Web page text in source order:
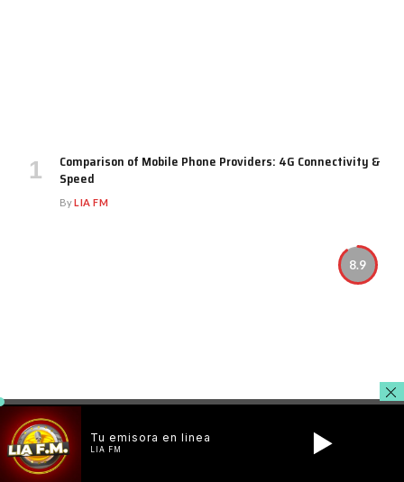
Comparison of Mobile Phone Providers: 4G Connectivity &
Speed
ByLIA FM
8.9
Which LED Lights for Nail Salon Safe? Comparison of Major
Tu emisora en linea
LIA FM